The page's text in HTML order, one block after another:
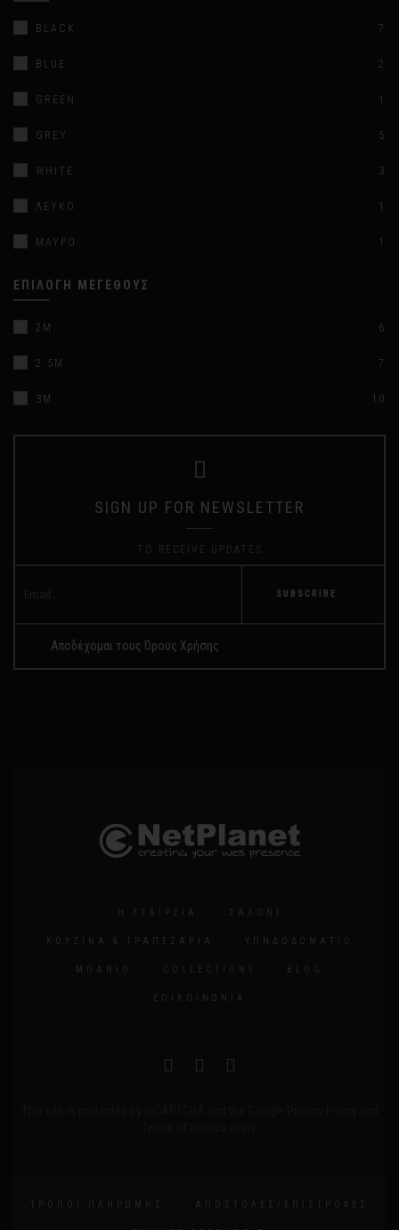
BLACK 7
BLUE 2
GREEN
GREY 5
WHITE 3
ΛΕΥΚΌ
ΜΑΎΡΟ
ΕΠΙΛΟΓΉ ΜΕΓΈΘΟΥΣ
2M 6
2.5M 7
3M 10
SIGN UP FOR NEWSLETTER
TO RECEIVE UPDATES
SUBSCRIBE
Αποδέχομαι τους Όρους Χρήσης
Η ΕΤΑΙΡΕΊΑ ΣΑΛΌΝΙ
ΚΟΥΖΊΝΑ & ΤΡΑΠΕΖΑΡΊΑ ΥΠΝΔΟΔΩΜΆΤΙΟ
ΜΠΆΝΙΟ COLLECTIONS BLOG
ΕΠΙΚΟΙΝΩΝΊΑ
ΤΡΌΠΟΙ ΠΛΗΡΩΜΉΣ ΑΠΟΣΤΟΛΈΣ/ΕΠΙΣΤΡΟΦΈΣ